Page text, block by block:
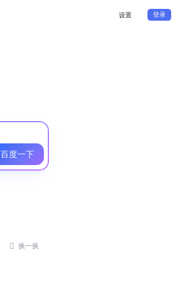
设置 登录
百度一下
 换一换